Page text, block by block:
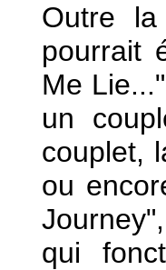
Outre
pourrait
Me
un
couplet,
ou
qui